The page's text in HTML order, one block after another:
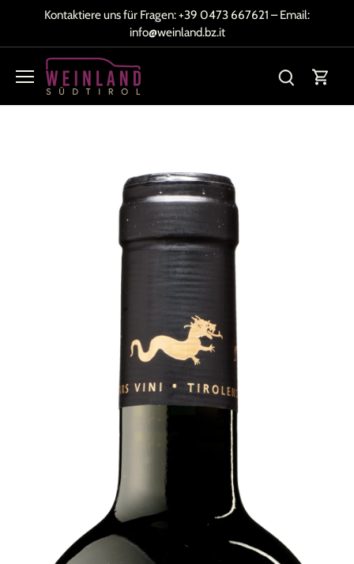
Kontaktiere uns für Fragen:+39 0473 667621 – Email:
info@weinland.bz.it